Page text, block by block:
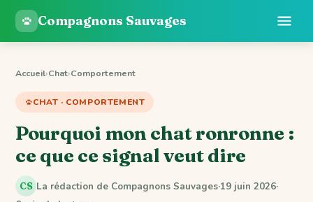
Compagnons Sauvages
Accueil›Chat›Comportement
CHAT · COMPORTEMENT
Pourquoi mon chat ronronne :
ce que ce signal veut dire
CS La rédaction de Compagnons Sauvages·19 juin 2026·